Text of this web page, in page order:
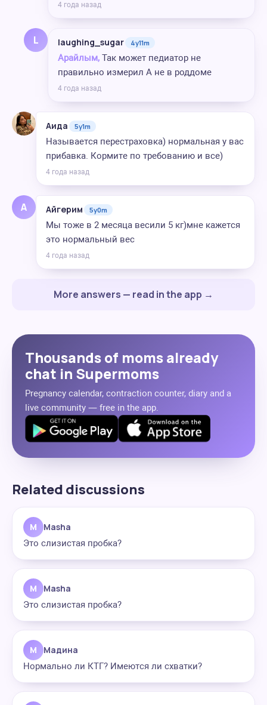
4 года назад
L laughing_sugar 4y11m
Арайлым, Так может педиатор не
правильно измерил А не в роддоме
4 года назад
Аида 5y1m
Называется перестраховка) нормальная у вас
прибавка. Кормите по требованию и все)
4 года назад
А Айгерим 5y0m
Мы тоже в 2 месяца весили 5 кг)мне кажется
это нормальный вес
4 года назад
More answers — read in the app →
Thousands of moms already
chat in Supermoms
Pregnancy calendar, contraction counter, diary and a
live community — free in the app.
Related discussions
M Masha
Это слизистая пробка?
M Masha
Это слизистая пробка?
М Мадина
Нормально ли КТГ? Имеются ли схватки?